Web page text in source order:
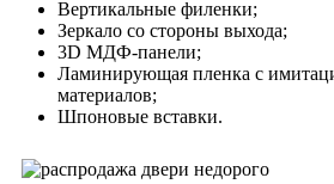
Вертикальные филенки;
Зеркало со стороны выхода;
3D МДФ-панели;
Ламинирующая пленка с
материалов;
Шпоновые вставки.